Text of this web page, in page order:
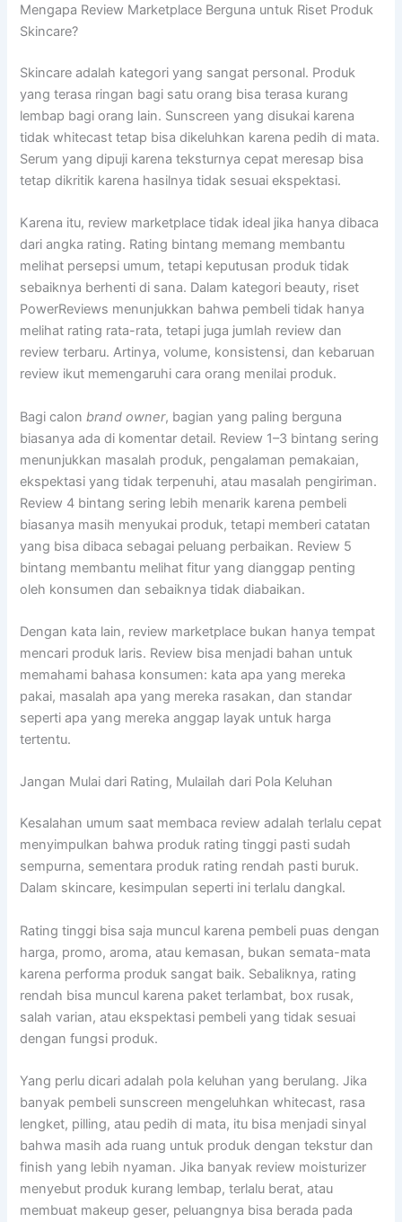
Mengapa Review Marketplace Berguna untuk Riset Produk
Skincare?
Skincare adalah kategori yang sangat personal. Produk
yang terasa ringan bagi satu orang bisa terasa kurang
lembap bagi orang lain. Sunscreen yang disukai karena
tidak whitecast tetap bisa dikeluhkan karena pedih di mata.
Serum yang dipuji karena teksturnya cepat meresap bisa
tetap dikritik karena hasilnya tidak sesuai ekspektasi.
Karena itu, review marketplace tidak ideal jika hanya dibaca
dari angka rating. Rating bintang memang membantu
melihat persepsi umum, tetapi keputusan produk tidak
sebaiknya berhenti di sana. Dalam kategori beauty, riset
PowerReviews menunjukkan bahwa pembeli tidak hanya
melihat rating rata-rata, tetapi juga jumlah review dan
review terbaru. Artinya, volume, konsistensi, dan kebaruan
review ikut memengaruhi cara orang menilai produk.
Bagi calonbrand owner, bagian yang paling berguna
biasanya ada di komentar detail. Review 1–3 bintang sering
menunjukkan masalah produk, pengalaman pemakaian,
ekspektasi yang tidak terpenuhi, atau masalah pengiriman.
Review 4 bintang sering lebih menarik karena pembeli
biasanya masih menyukai produk, tetapi memberi catatan
yang bisa dibaca sebagai peluang perbaikan. Review 5
bintang membantu melihat fitur yang dianggap penting
oleh konsumen dan sebaiknya tidak diabaikan.
Dengan kata lain, review marketplace bukan hanya tempat
mencari produk laris. Review bisa menjadi bahan untuk
memahami bahasa konsumen: kata apa yang mereka
pakai, masalah apa yang mereka rasakan, dan standar
seperti apa yang mereka anggap layak untuk harga
tertentu.
Jangan Mulai dari Rating, Mulailah dari Pola Keluhan
Kesalahan umum saat membaca review adalah terlalu cepat
menyimpulkan bahwa produk rating tinggi pasti sudah
sempurna, sementara produk rating rendah pasti buruk.
Dalam skincare, kesimpulan seperti ini terlalu dangkal.
Rating tinggi bisa saja muncul karena pembeli puas dengan
harga, promo, aroma, atau kemasan, bukan semata-mata
karena performa produk sangat baik. Sebaliknya, rating
rendah bisa muncul karena paket terlambat, box rusak,
salah varian, atau ekspektasi pembeli yang tidak sesuai
dengan fungsi produk.
Yang perlu dicari adalah pola keluhan yang berulang. Jika
banyak pembeli sunscreen mengeluhkan whitecast, rasa
lengket, pilling, atau pedih di mata, itu bisa menjadi sinyal
bahwa masih ada ruang untuk produk dengan tekstur dan
finish yang lebih nyaman. Jika banyak review moisturizer
menyebut produk kurang lembap, terlalu berat, atau
membuat makeup geser, peluangnya bisa berada pada